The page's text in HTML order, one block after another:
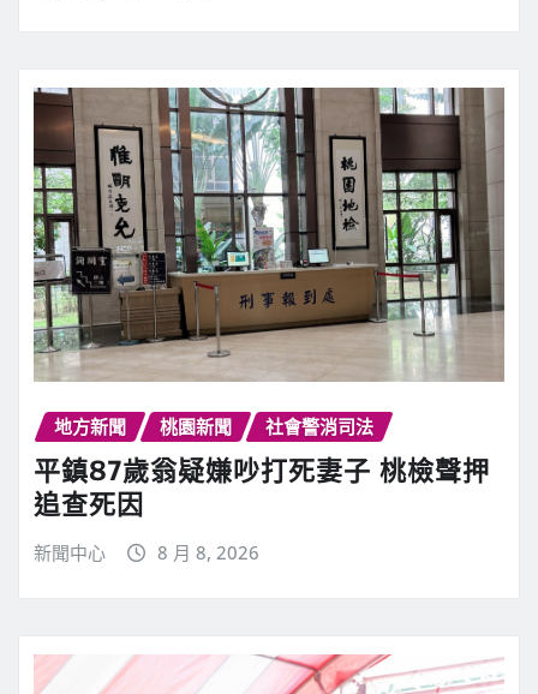
地方新聞 桃園新聞 社會警消司法
平鎮87歲翁疑嫌吵打死妻子 桃檢聲押
追查死因
新聞中心 8 月 8, 2026